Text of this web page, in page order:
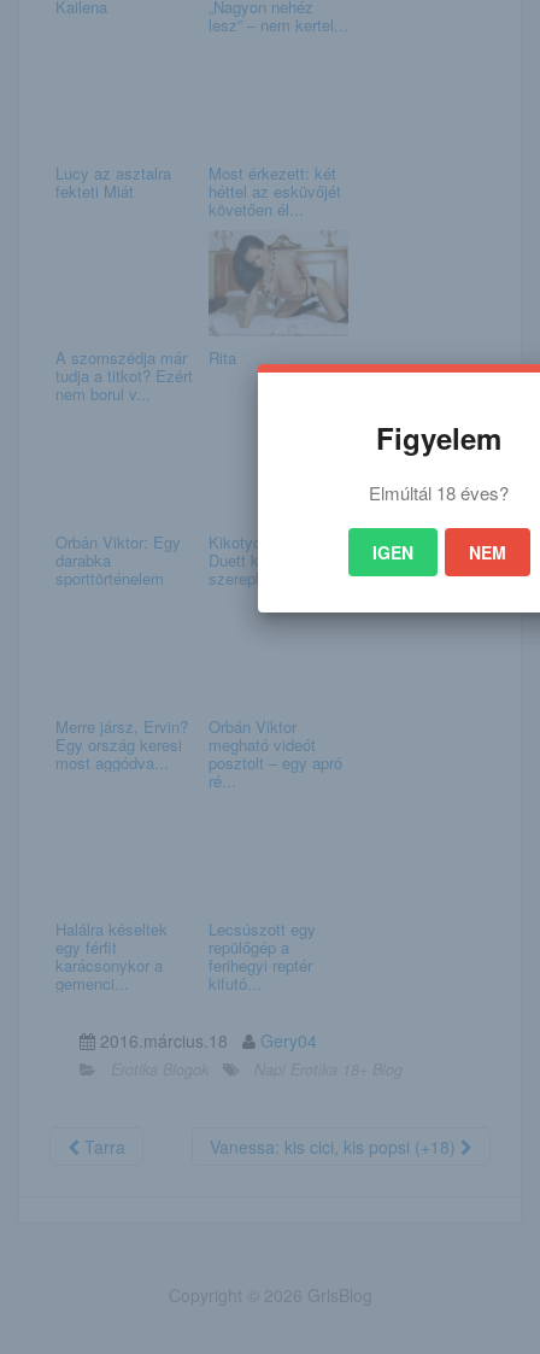
Kailena „Nagyon nehéz
lesz” – nem kertel...
Lucy az asztalra
fekteti Miát
Most érkezett: két
héttel az esküvőjét
követően él...
A szomszédja már
tudja a titkot? Ezért
nem borul v...
Rita
Orbán Viktor: Egy
darabka
sporttörténelem
Kikotyogták A Nagy
Duett kiesett
szereplői: ők nye...
Merre jársz, Ervin?
Egy ország keresi
most aggódva...
Orbán Viktor
megható videót
posztolt – egy apró
ré...
Halálra késeltek
egy férfit
karácsonykor a
gemenci...
Lecsúszott egy
repülőgép a
ferihegyi reptér
kifutó...
2016.március.18 Gery04
Tarra Vanessa: kis cici, kis popsi (+18)
Figyelem
Elmúltál 18 éves?
IGEN NEM